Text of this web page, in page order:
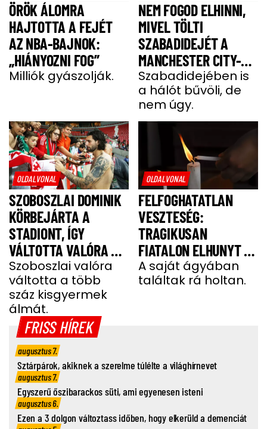
ÖRÖK ÁLOMRA
HAJTOTTA A FEJÉT
AZ NBA-BAJNOK:
„HIÁNYOZNI FOG”
Milliók gyászolják.
NEM FOGOD ELHINNI,
MIVEL TÖLTI
SZABADIDEJÉT A
MANCHESTER CITY-
SZTÁRJA
Szabadidejében is
a hálót bűvöli, de
nem úgy.
OLDALVONAL
SZOBOSZLAI DOMINIK
KÖRBEJÁRTA A
STADIONT, ÍGY
VÁLTOTTA VALÓRA A
GYEREKEK ÁLMÁT
Szoboszlai valóra
váltotta a több
száz kisgyermek
álmát.
OLDALVONAL
FELFOGHATATLAN
VESZTESÉG:
TRAGIKUSAN
FIATALON ELHUNYT A
TEHETSÉGES FOCISTA
A saját ágyában
találtak rá holtan.
FRISS HÍREK
augusztus 7.
Sztárpárok, akiknek a szerelme túlélte a világhírnevet
augusztus 7.
Egyszerű őszibarackos süti, ami egyenesen isteni
augusztus 6.
Ezen a 3 dolgon változtass időben, hogy elkerüld a demenciát